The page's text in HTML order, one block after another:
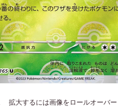
拡大するには画像をロールオーバー